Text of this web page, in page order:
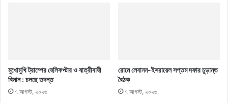
মুখোমুখি ট্রাম্পের হেলিকপ্টার ও যাত্রীবাহী
বিমান : চলছে তদন্ত
৭ আগস্ট, ২০২৬
রোমে লেবানন-ইসরায়েল সপ্তম দফার চূড়ান্ত
বৈঠক
৭ আগস্ট, ২০২৬